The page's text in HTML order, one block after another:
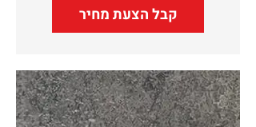
קבל הצעת מחיר